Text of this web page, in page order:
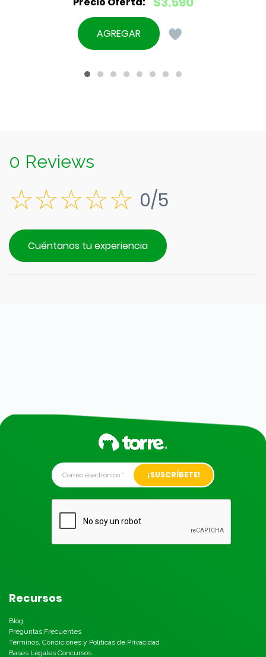
precio
original
El
precio
actual
$3.590.
AGREGAR
0 Reviews
0/5
Cuéntanos tu experiencia
Alternative:
Recursos
Blog
Preguntas Frecuentes
Términos, Condiciones y Políticas de Privacidad
Bases Legales Concursos